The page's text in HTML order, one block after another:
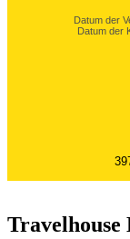
Datum der
Datum der
Travelhouse